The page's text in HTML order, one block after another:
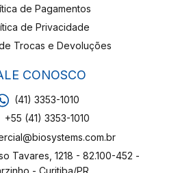
de Pagamentos
de Privacidade
Trocas e Devoluções
CONOSCO
(41) 3353-1010
+55 (41) 3353-1010
Tavares, 1218 - 82.100-452 -
- Curitiba/PR